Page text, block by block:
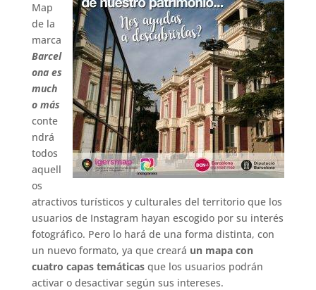
Map
de la
marca
Barcel
ona es
much
o más
conte
ndrá
todos
aquell
os
atractivos turísticos y culturales del territorio que los
usuarios de Instagram hayan escogido por su interés
fotográfico. Pero lo hará de una forma distinta, con
un nuevo formato, ya que creará un mapa con
cuatro capas temáticasque los usuarios podrán
activar o desactivar según sus intereses.